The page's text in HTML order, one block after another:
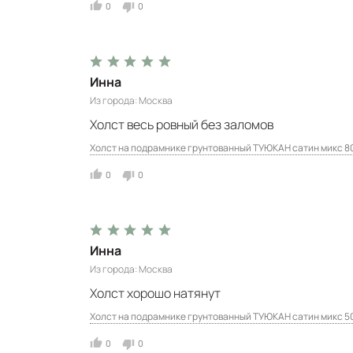
0 0
Инна
Из города Москва
Холст весь ровный без заломов
Холст на подрамнике грунтованный ТУЮКАН сатин микс
0 0
Инна
Из города Москва
Холст хорошо натянут
Холст на подрамнике грунтованный ТУЮКАН сатин микс
0 0